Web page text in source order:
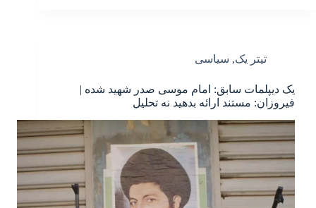
تیتر یک, سیاسی
یک دیپلمات سابق: امام موسی صدر شهید شده |
فیروزان: مستند ارائه بدهید نه تحلیل